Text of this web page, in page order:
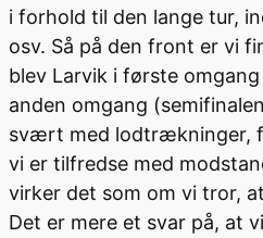
i forhold til den lange tur,
osv. Så på den front er vi
blev Larvik i første
anden omgang
svært med lodtrækninger,
vi er tilfredse med
virker det som om vi tror,
Det er mere et svar på, at